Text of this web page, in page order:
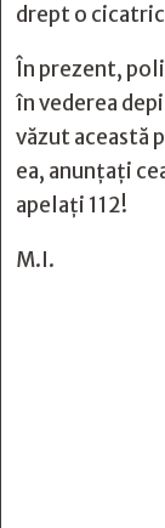
drept o
În prezent,
în vederea
văzut această
ea, anunțați
apelați 112!
M.I.